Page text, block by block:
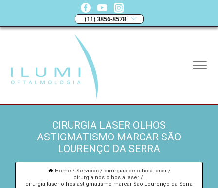
(11) 3856-8578
CIRURGIA LASER OLHOS
ASTIGMATISMO MARCAR SÃO
LOURENÇO DA SERRA
Home Serviços
cirurgias de olho a laser
cirurgia nos olhos a laser
cirurgia laser olhos astigmatismo marcar São Lourenço da Serra